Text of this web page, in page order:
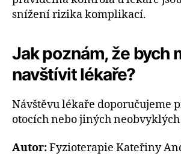
snížení rizika komplikací.
Jak poznám, že bych
navštívit lékaře?
Návštěvu lékaře doporučujeme
otocích nebo jiných
Autor:Fyzioterapie Kateřiny